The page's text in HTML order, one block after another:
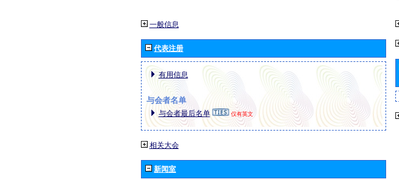
一般信息
代表注册
有用信息
与会者名单
与会者最后名单 仅有英文
相关大会
新闻室